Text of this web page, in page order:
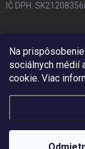
Na
sociálnych médií
cookie. Viac
IČ DPH:
Copyright 2026Auto-